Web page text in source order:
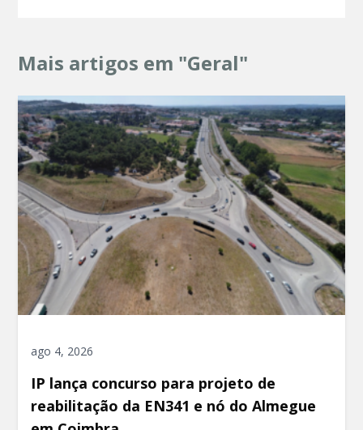
Mais artigos em "Geral"
ago 4, 2026
IP lança concurso para projeto de
reabilitação da EN341 e nó do Almegue